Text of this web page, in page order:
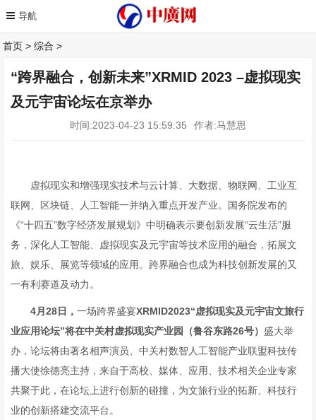
首页 >综合 >
“跨界融合，创新未来”XRMID 2023 –虚拟现实
及元宇宙论坛在京举办
时间:2023-04-23 15:59:35 作者:马慧思
虚拟现实和增强现实技术与云计算、大数据、物联网、工业互
联网、区块链、人工智能一并纳入重点开发产业。国务院发布的
《“十四五”数字经济发展规划》中明确表示要创新发展“云生活”服
务，深化人工智能、虚拟现实及元宇宙等技术应用的融合，拓展文
旅、娱乐、展览等领域的应用。跨界融合也成为科技创新发展的又
一有利赛道及动力。
4月28日，一场跨界盛宴XRMID2023“虚拟现实及元宇宙文旅行
业应用论坛”将在中关村虚拟现实产业园（鲁谷东路26号）盛大举
办，论坛将由著名相声演员、中关村数智人工智能产业联盟科技传
播大使徐德亮主持，来自于高校、媒体、应用、技术相关企业专家
共聚于此，在论坛上进行创新的碰撞，为文旅行业的拓新、科技行
业的创新搭建交流平台。